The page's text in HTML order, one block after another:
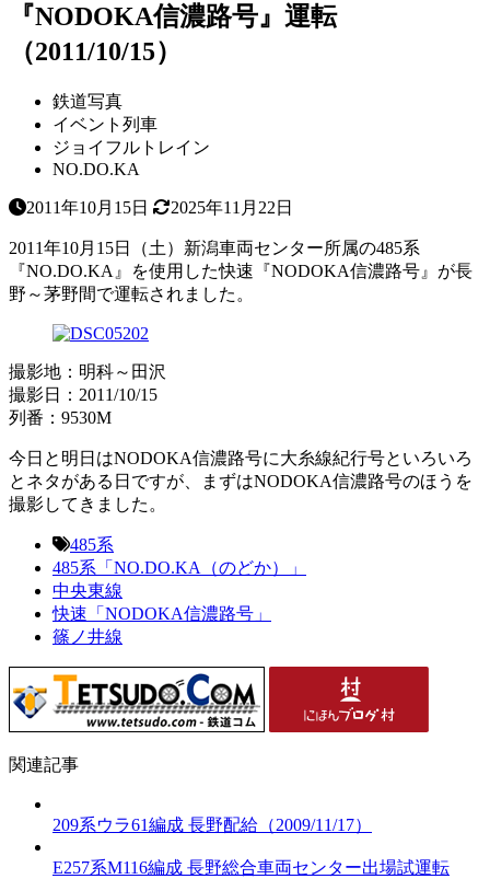
『NODOKA信濃路号』運転
（2011/10/15）
鉄道写真
イベント列車
ジョイフルトレイン
NO.DO.KA
2011年10月15日 2025年11月22日
2011年10月15日（土）新潟車両センター所属の485系
『NO.DO.KA』を使用した快速『NODOKA信濃路号』が長
野～茅野間で運転されました。
撮影地：明科～田沢
撮影日：2011/10/15
列番：9530M
今日と明日はNODOKA信濃路号に大糸線紀行号といろいろ
とネタがある日ですが、まずはNODOKA信濃路号のほうを
撮影してきました。
485系
485系「NO.DO.KA（のどか）」
中央東線
快速「NODOKA信濃路号」
篠ノ井線
関連記事
209系ウラ61編成 長野配給（2009/11/17）
E257系M116編成 長野総合車両センター出場試運転